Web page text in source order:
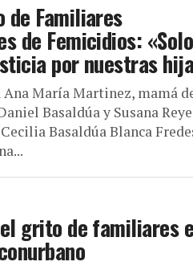
de Familiares
de Femicidios: «Solo
por nuestras
Ana María Martinez, mamá
Basaldúa y Susana
Basaldúa Blanca
grito de familiares